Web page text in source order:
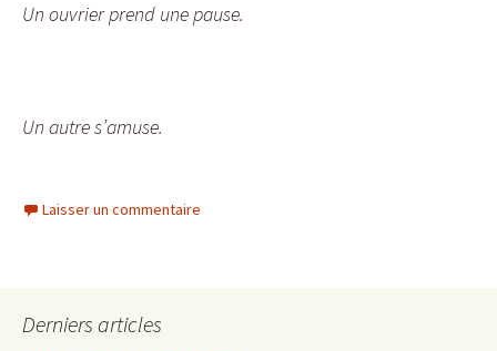
Un ouvrier prend une pause.
Un autre s’amuse.
Laisser un commentaire
Derniers articles